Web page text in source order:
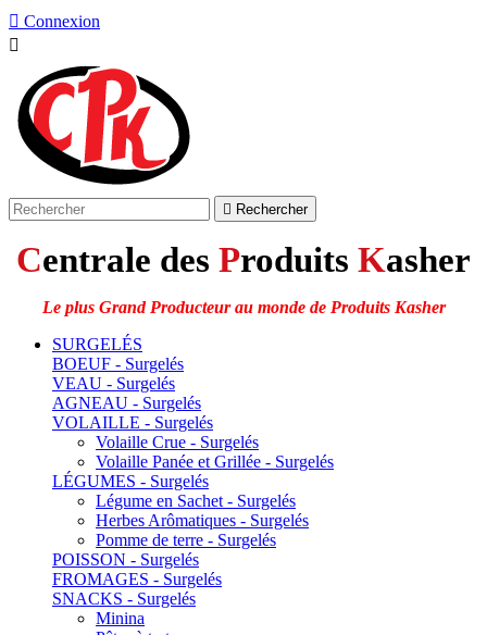
 Connexion

 Rechercher
Centrale des Produits Kasher
Le plus Grand Producteur au monde de Produits Kasher
SURGELÉS
BOEUF - Surgelés
VEAU - Surgelés
AGNEAU - Surgelés
VOLAILLE - Surgelés
Volaille Crue - Surgelés
Volaille Panée et Grillée - Surgelés
LÉGUMES - Surgelés
Légume en Sachet - Surgelés
Herbes Arômatiques - Surgelés
Pomme de terre - Surgelés
POISSON - Surgelés
FROMAGES - Surgelés
SNACKS - Surgelés
Minina